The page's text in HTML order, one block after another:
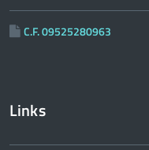
C.F. 09525280963
Links